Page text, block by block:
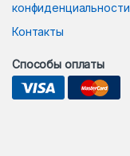
конфиденциальности
Контакты
Способы оплаты